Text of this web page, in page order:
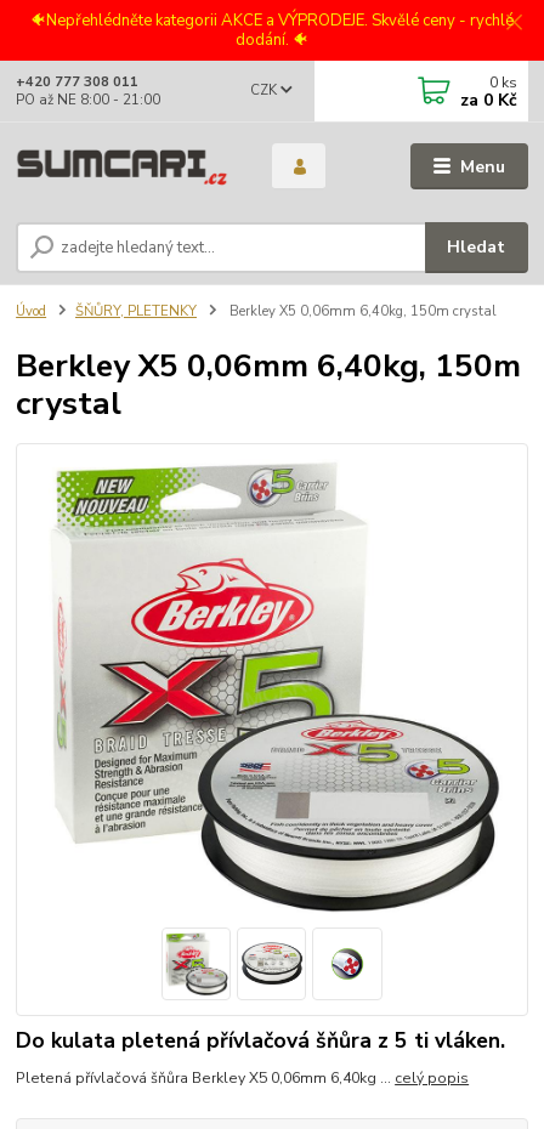
🐠Nepřehlédněte kategorii AKCE a VÝPRODEJE. Skvělé ceny - rychlé
dodání. 🐠
Menu
CZK
Hledat
+420 777 308 011
PO až NE 8:00 - 21:00
0 ks
za 0 Kč
Úvod ŠŇŮRY, PLETENKY Berkley X5 0,06mm 6,40kg, 150m crystal
Berkley X5 0,06mm 6,40kg, 150m
crystal
Do kulata pletená přívlačová šňůra z 5 ti vláken.
Pletená přívlačová šňůra Berkley X5 0,06mm 6,40kg ... celý popis